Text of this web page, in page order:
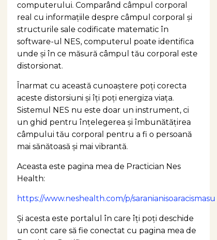
computerului. Comparând câmpul corporal
real cu informațiile despre câmpul corporal și
structurile sale codificate matematic în
software-ul NES, computerul poate identifica
unde și în ce măsură câmpul tău corporal este
distorsionat.
Înarmat cu această cunoaştere poți corecta
aceste distorsiuni și îţi poți energiza viața.
Sistemul NES nu este doar un instrument, ci
un ghid pentru înțelegerea și îmbunătățirea
câmpului tău corporal pentru a fi o persoană
mai sănătoasă și mai vibrantă.
Aceasta este pagina mea de Practician Nes
Health:
https://www.neshealth.com/p/saranianisoaracismasu
Şi acesta este portalul în care îţi poţi deschide
un cont care să fie conectat cu pagina mea de